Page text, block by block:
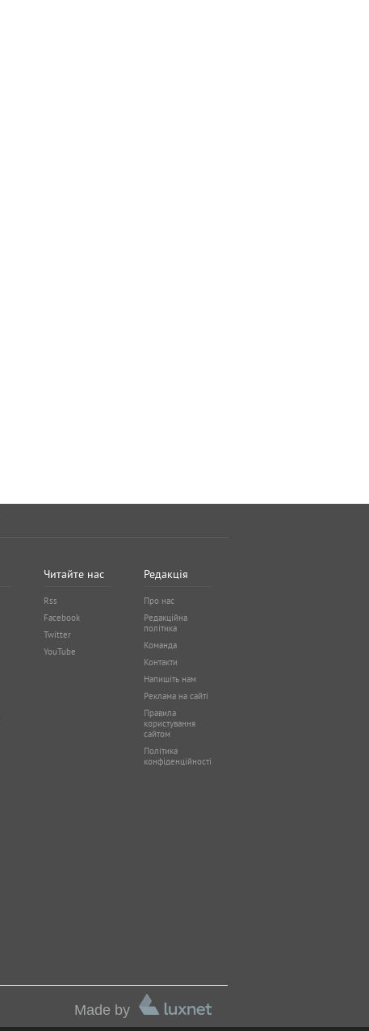
Читайте нас
Rss
Facebook
Twitter
YouTube
Редакція
Про нас
Редакційна
політика
Команда
Контакти
Напишіть нам
Реклама на сайті
Правила
користування
сайтом
Політика
конфіденційності
Made by